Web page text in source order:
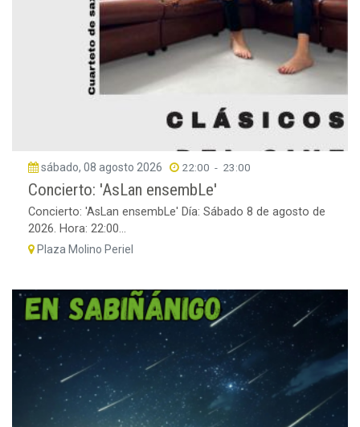
sábado, 08 agosto 2026 22:00 - 23:00
Concierto: 'AsLan ensembLe'
Concierto: 'AsLan ensembLe' Día: Sábado 8 de agosto de
2026. Hora: 22:00...
Plaza Molino Periel